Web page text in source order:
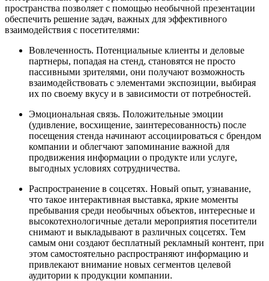
пространства позволяет с помощью необычной презентации
обеспечить решение задач, важных для эффективного
взаимодействия с посетителями:
Вовлеченность. Потенциальные клиенты и деловые
партнеры, попадая на стенд, становятся не просто
пассивными зрителями, они получают возможность
взаимодействовать с элементами экспозиции, выбирая
их по своему вкусу и в зависимости от потребностей.
Эмоциональная связь. Положительные эмоции
(удивление, восхищение, заинтересованность) после
посещения стенда начинают ассоциироваться с брендом
компании и облегчают запоминание важной для
продвижения информации о продукте или услуге,
выгодных условиях сотрудничества.
Распространение в соцсетях. Новый опыт, узнавание,
что такое интерактивная выставка, яркие моменты
пребывания среди необычных объектов, интересные и
высокотехнологичные детали мероприятия посетители
снимают и выкладывают в различных соцсетях. Тем
самым они создают бесплатный рекламный контент, при
этом самостоятельно распространяют информацию и
привлекают внимание новых сегментов целевой
аудитории к продукции компании.